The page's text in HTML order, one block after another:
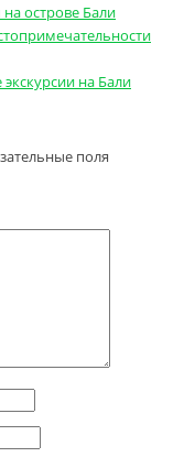
острове Бали
на Бали
поля